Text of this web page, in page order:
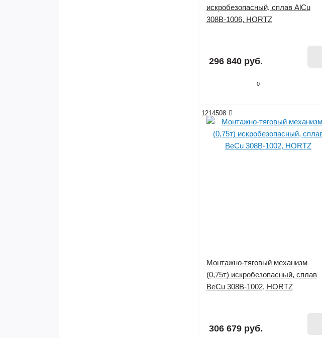
0
искробезопасный, сплав AlCu
308B-1006, HORTZ
296 840 руб.
1214508
Монтажно-тяговый механизм
(0,75т) искробезопасный, сплав
BeCu 308B-1002, HORTZ
306 679 руб.